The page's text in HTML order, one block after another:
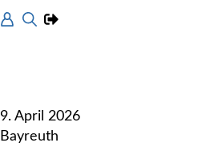
9. April 2026
Bayreuth